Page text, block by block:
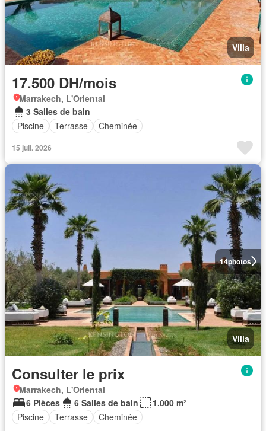
Villa
17.500 DH/mois
Marrakech, L'Oriental
3 Salles de bain
Piscine
Terrasse Cheminée
15 juil. 2026
14photos
Villa
Consulter le prix
Marrakech, L'Oriental
6 Pièces
6 Salles de bain
1.000 m²
Piscine
Terrasse Cheminée